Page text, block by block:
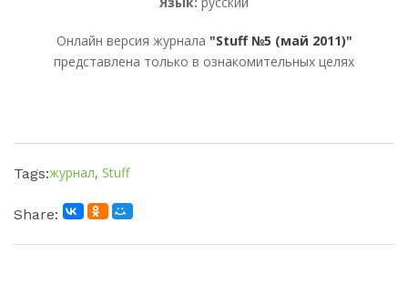
Онлайн версия журнала "Stuff №5 (май 2011)"
представлена только в ознакомительных целях
Tags:журнал, Stuff
Share: